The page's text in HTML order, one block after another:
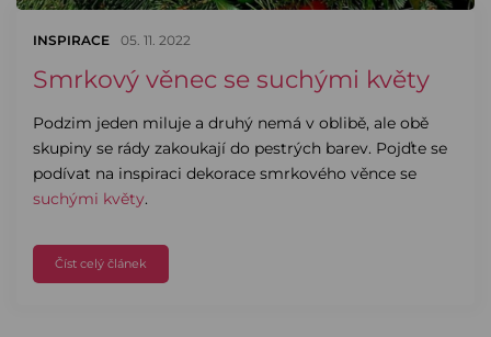
INSPIRACE 05. 11. 2022
Smrkový věnec se suchými květy
Podzim jeden miluje a druhý nemá v oblibě, ale obě
skupiny se rády zakoukají do pestrých barev. Pojďte se
podívat na inspiraci dekorace smrkového věnce se
suchými květy.
Číst celý článek